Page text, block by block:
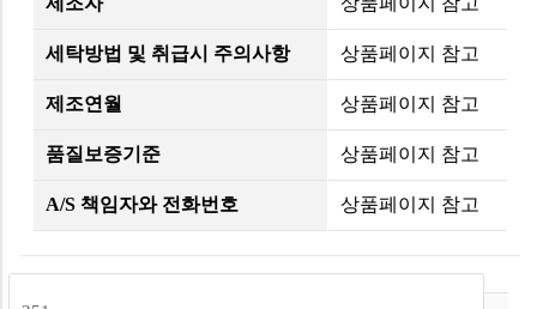
세탁방법 및 취급시 주의사항 상품페이지 참고
제조연월 상품페이지 참고
품질보증기준 상품페이지 참고
A/S 책임자와 전화번호 상품페이지 참고